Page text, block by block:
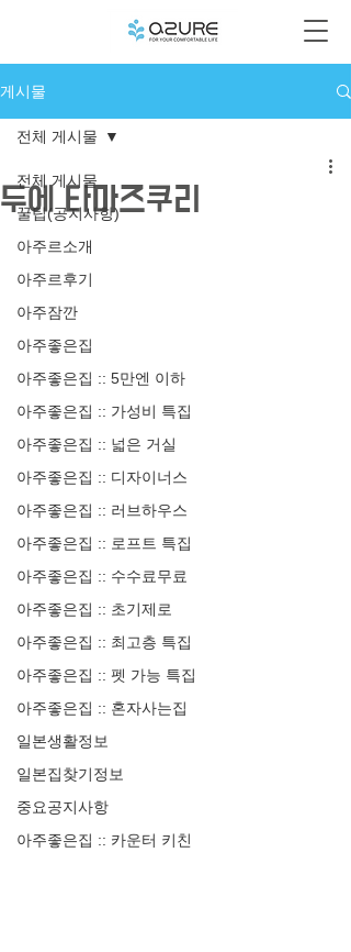
게시물
전체 게시물
꿀팁(공지사항)
아주르소개
아주르후기
아주잠깐
아주좋은집
아주좋은집 :: 5만엔 이하
아주좋은집 :: 가성비 특집
아주좋은집 :: 넓은 거실
아주좋은집 :: 디자이너스
아주좋은집 :: 러브하우스
아주좋은집 :: 로프트 특집
아주좋은집 :: 수수료무료
아주좋은집 :: 초기제로
아주좋은집 :: 최고층 특집
아주좋은집 :: 펫 가능 특집
아주좋은집 :: 혼자사는집
일본생활정보
일본집찾기정보
중요공지사항
아주좋은집 :: 카운터 키친
전체 게시물
두에 타마즈쿠리